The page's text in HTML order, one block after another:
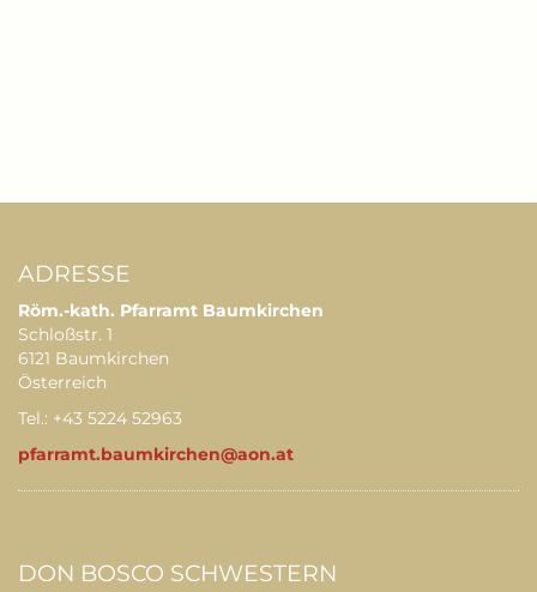
ADRESSE
Röm.-kath. Pfarramt Baumkirchen
Schloßstr. 1
6121 Baumkirchen
Österreich
Tel.: +43 5224 52963
pfarramt.baumkirchen@aon.at
DON BOSCO SCHWESTERN